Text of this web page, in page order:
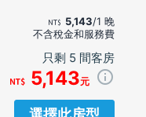
5,143/1 晚
不含稅金和服務費
只剩 5 間客房
5,143元